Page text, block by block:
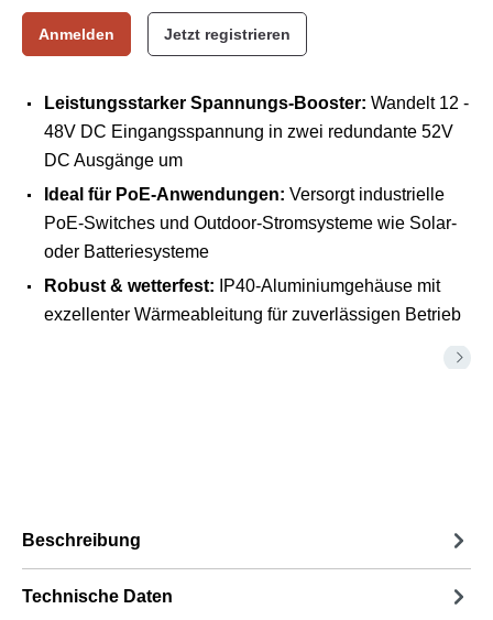
Anmelden Jetzt registrieren
Leistungsstarker Spannungs-Booster: Wandelt 12 -
48V DC Eingangsspannung in zwei redundante 52V
DC Ausgänge um
Ideal für PoE-Anwendungen: Versorgt industrielle
PoE-Switches und Outdoor-Stromsysteme wie Solar-
oder Batteriesysteme
Robust & wetterfest: IP40-Aluminiumgehäuse mit
exzellenter Wärmeableitung für zuverlässigen Betrieb
Beschreibung
Technische Daten